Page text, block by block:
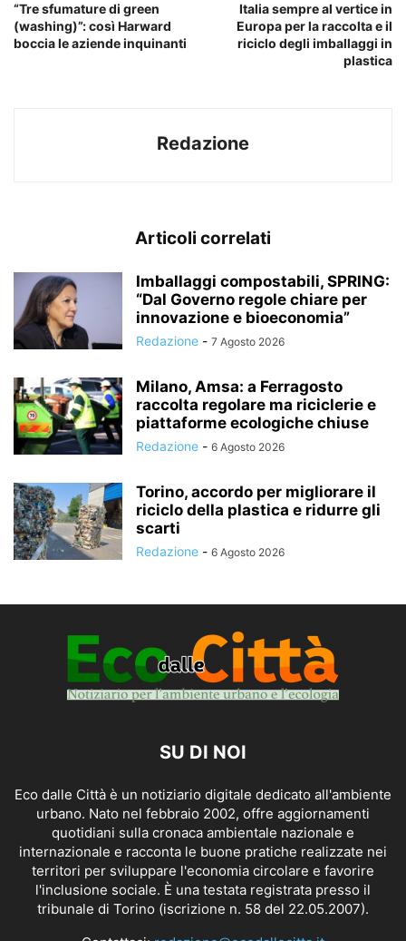
“Tre sfumature di green
(washing)”: così Harward
boccia le aziende inquinanti
Italia sempre al vertice in
Europa per la raccolta e il
riciclo degli imballaggi in
plastica
Redazione
Articoli correlati
Imballaggi compostabili, SPRING:
“Dal Governo regole chiare per
innovazione e bioeconomia”
Redazione - 7 Agosto 2026
Milano, Amsa: a Ferragosto
raccolta regolare ma riciclerie e
piattaforme ecologiche chiuse
Redazione - 6 Agosto 2026
Torino, accordo per migliorare il
riciclo della plastica e ridurre gli
scarti
Redazione - 6 Agosto 2026
SU DI NOI
Eco dalle Città è un notiziario digitale dedicato all'ambiente
urbano. Nato nel febbraio 2002, offre aggiornamenti
quotidiani sulla cronaca ambientale nazionale e
internazionale e racconta le buone pratiche realizzate nei
territori per sviluppare l'economia circolare e favorire
l'inclusione sociale. È una testata registrata presso il
tribunale di Torino (iscrizione n. 58 del 22.05.2007).